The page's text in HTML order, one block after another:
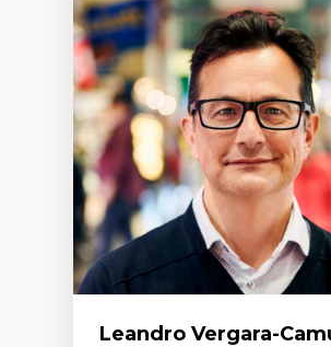
Innovation sociale
Technologies sociales
Entrepreneuriat social et collectif
Approches critiques et
Discours, récits et narratologie en
management
Transformation
communautés marginalisées
Politiques d’inclusion et
Études organisationnelles
Créativité et management
Méthodologies qualitatives
Leandro Vergara-